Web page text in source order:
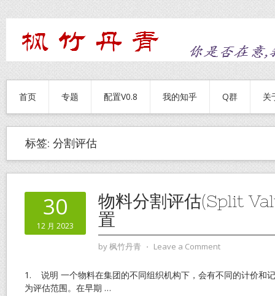
首页 专题 配置V0.8 我的知乎 Q群 关
标签: 分割评估
30
12 月 2023
物料分割评估(Split
置
by枫竹丹青 ⋅ Leave a Comment
1. 说明 一个物料在集团的不同组织机构下，会有不同的计价和
为评估范围。在早期 …